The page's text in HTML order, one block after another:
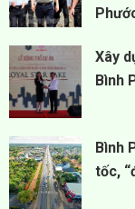
Xây
Bình
Bình
tốc,